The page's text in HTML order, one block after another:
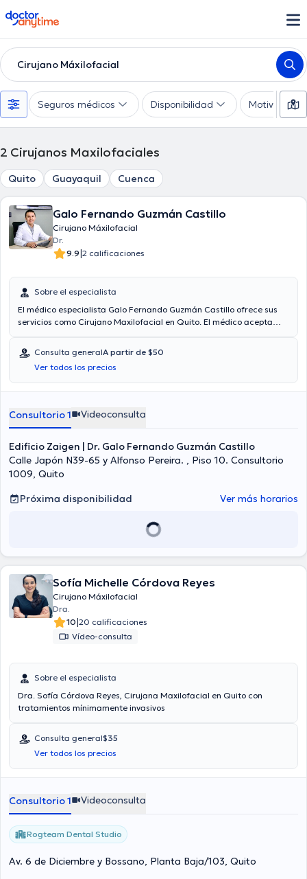
doctoranytime
Cirujano Máxilofacial
Seguros médicos Disponibilidad Motivo de
2 Cirujanos Maxilofaciales
Quito Guayaquil Cuenca
Galo Fernando Guzmán Castillo
Cirujano Máxilofacial
Dr.
9.9|2 calificaciones
Sobre el especialista
El médico especialista Galo Fernando Guzmán Castillo ofrece sus
servicios como Cirujano Maxilofacial en Quito. El médico acepta
de la consulta con el doctor Galo Fernando Guzmán Castillo es de a
partir de $50. Algunos de los servicios médicos ofrecidos en el
consultorio son: Extracción de las muelas del juicio, Aplicación de
toxína botulinica, Cirugía de prognatismo maxilar inferior, Implantes
Consulta generalA partir de $50
Ver todos los precios
Consultorio 1 Videoconsulta
Edificio Zaigen | Dr. Galo Fernando Guzmán Castillo
Calle Japón N39-65 y Alfonso Pereira. , Piso 10. Consultorio
1009, Quito
Próxima disponibilidad
Ver más horarios
Sofía Michelle Córdova Reyes
Cirujano Máxilofacial
Dra.
10|20 calificaciones
Vídeo-consulta
Sobre el especialista
Dra. Sofía Córdova Reyes, Cirujana Maxilofacial en Quito con
tratamientos mínimamente invasivos
Consulta general$35
Ver todos los precios
Consultorio 1 Videoconsulta
Rogteam Dental Studio
Av. 6 de Diciembre y Bossano, Planta Baja/103, Quito